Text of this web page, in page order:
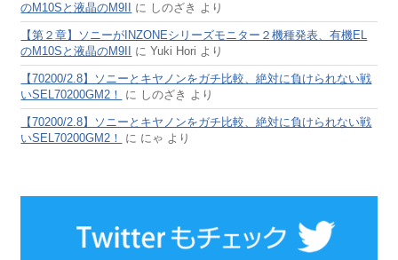
のM10Sと液晶のM9II
に しのざき より
【第２章】ソニーがINZONEシリーズモニター２機種発表、有機EL
のM10Sと液晶のM9II
にYuki Hori より
【70200/2.8】ソニーとキヤノンをガチ比較、絶対に負けられない戦
いSEL70200GM2！
に しのざき より
【70200/2.8】ソニーとキヤノンをガチ比較、絶対に負けられない戦
いSEL70200GM2！
に にゃ より